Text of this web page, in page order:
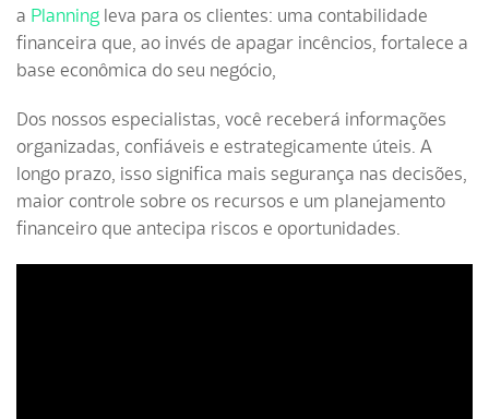
a Planning leva para os clientes: uma contabilidade
financeira que, ao invés de apagar incêncios, fortalece a
base econômica do seu negócio,
Dos nossos especialistas, você receberá informações
organizadas, confiáveis e estrategicamente úteis. A
longo prazo, isso significa mais segurança nas decisões,
maior controle sobre os recursos e um planejamento
financeiro que antecipa riscos e oportunidades.